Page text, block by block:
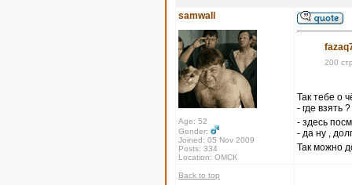
samwall
Age: 52
Gender:
Joined: 05 Nov 2009
Posts: 334
Location: ОМСК
200
Так тебе о
- где взять ?
- здесь
- да ну ,
Так можно
Back to top